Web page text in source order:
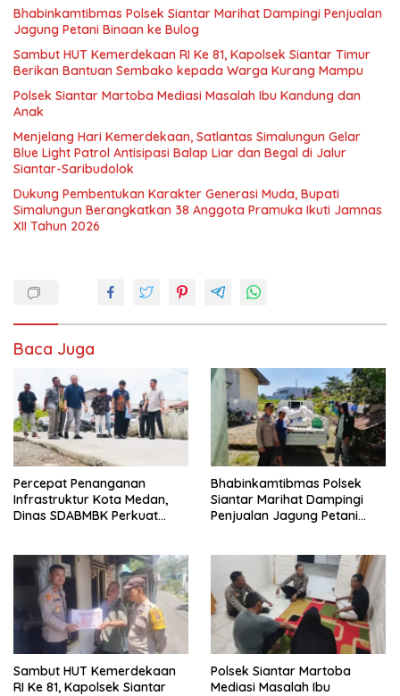
Bhabinkamtibmas Polsek Siantar Marihat Dampingi Penjualan
Jagung Petani Binaan ke Bulog
Sambut HUT Kemerdekaan RI Ke 81, Kapolsek Siantar Timur
Berikan Bantuan Sembako kepada Warga Kurang Mampu
Polsek Siantar Martoba Mediasi Masalah Ibu Kandung dan
Anak
Menjelang Hari Kemerdekaan, Satlantas Simalungun Gelar
Blue Light Patrol Antisipasi Balap Liar dan Begal di Jalur
Siantar-Saribudolok
Dukung Pembentukan Karakter Generasi Muda, Bupati
Simalungun Berangkatkan 38 Anggota Pramuka Ikuti Jamnas
XII Tahun 2026
Baca Juga
Percepat Penanganan
Infrastruktur Kota Medan,
Dinas SDABMBK Perkuat
Bhabinkamtibmas Polsek
Siantar Marihat Dampingi
Penjualan Jagung Petani
Sambut HUT Kemerdekaan
RI Ke 81, Kapolsek Siantar
Polsek Siantar Martoba
Mediasi Masalah Ibu